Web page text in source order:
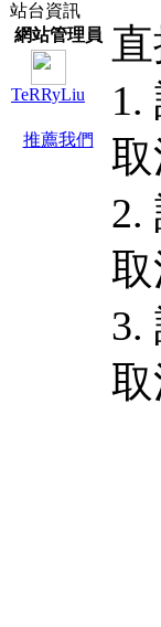
站台資訊
網站管理員
TeRRyLiu
推薦我們
1.
取
2.
取
3.
取